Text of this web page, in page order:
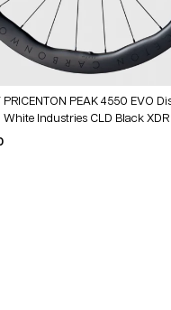
PRICENTON PEAK 4550 EVO
White Industries CLD Black XDR